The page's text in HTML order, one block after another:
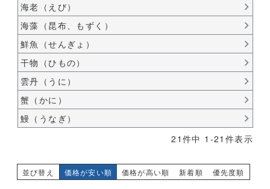
海老（えび）
海藻（昆布、もずく）
鮮魚（せんぎょ）
干物（ひもの）
雲丹（うに）
蟹（かに）
鰻（うなぎ）
21 件中 1 -21 件表示
並び替え 価格が安い順 価格が高い順 新着順 優先度順